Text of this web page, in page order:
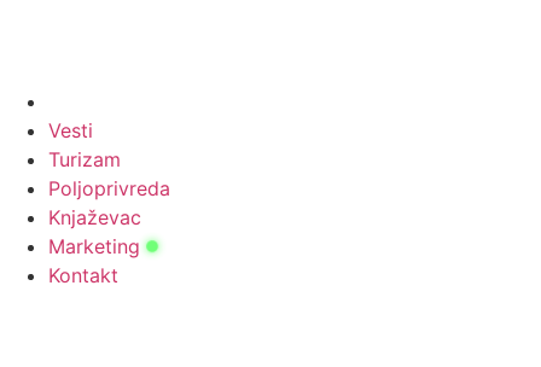
Vesti
Turizam
Poljoprivreda
Knjaževac
Marketing
Kontakt